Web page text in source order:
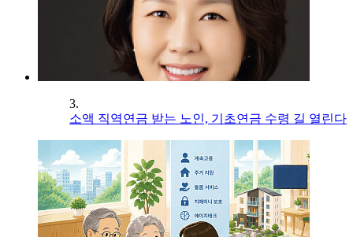
3.
소액 직역연금 받는 노인, 기초연금 수령 길 열린다